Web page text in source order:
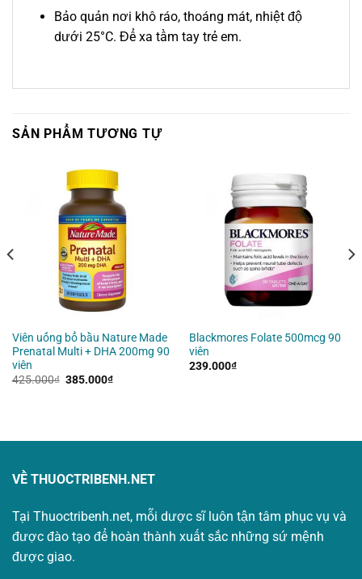
Bảo quản nơi khô ráo, thoáng mát, nhiệt độ
dưới 25°C. Để xa tầm tay trẻ em.
SẢN PHẨM TƯƠNG TỰ
Viên uống bổ bầu Nature Made
Prenatal Multi + DHA 200mg 90
viên
425.000₫ Giá
385.000₫Giá
Blackmores Folate 500mcg 90
viên
239.000₫
VỀ THUOCTRIBENH.NET
Tại Thuoctribenh.net, mỗi dược sĩ luôn tận tâm phục vụ và
được đào tạo để hoàn thành xuất sắc những sứ mệnh
được giao.